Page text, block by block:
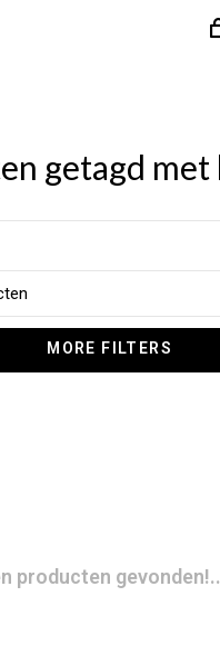
getagd met
MORE FILTERS
producten